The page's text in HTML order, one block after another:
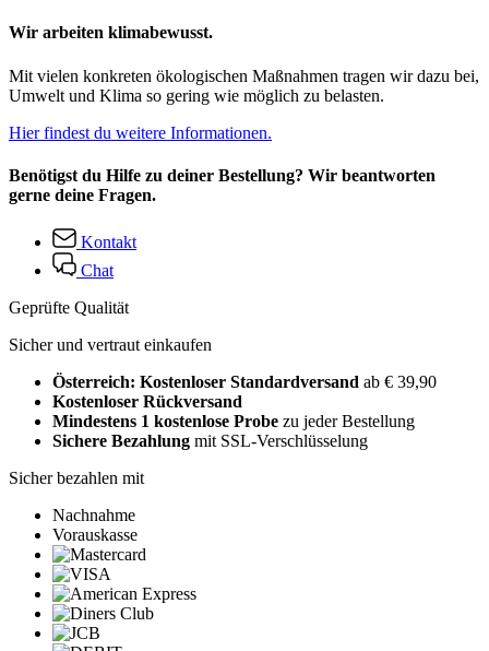
Wir arbeiten klimabewusst.
Mit vielen konkreten ökologischen Maßnahmen tragen wir dazu bei,
Umwelt und Klima so gering wie möglich zu belasten.
Hier findest du weitere Informationen.
Benötigst du Hilfe zu deiner Bestellung? Wir beantworten
gerne deine Fragen.
Kontakt
Chat
Geprüfte Qualität
Sicher und vertraut einkaufen
Österreich: Kostenloser Standardversand ab € 39,90
Kostenloser Rückversand
Mindestens 1 kostenlose Probe zu jeder Bestellung
Sichere Bezahlung mit SSL-Verschlüsselung
Sicher bezahlen mit
Nachnahme
Vorauskasse